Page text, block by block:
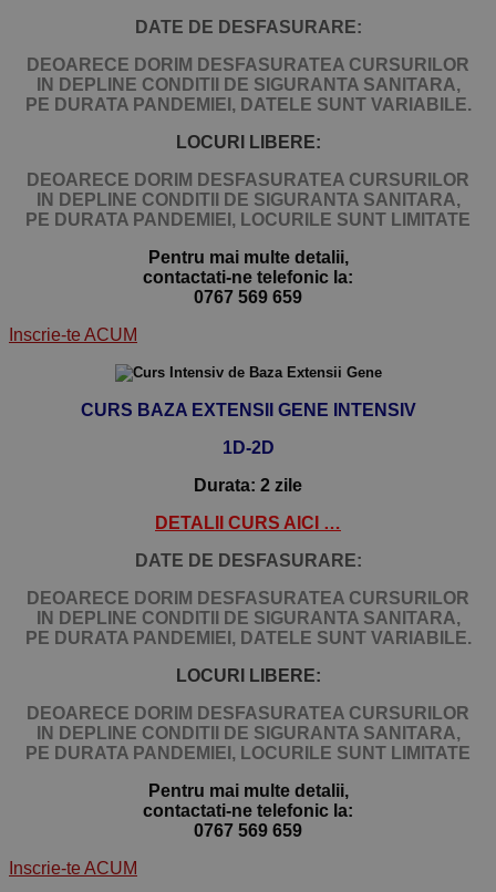
DATE DE DESFASURARE:
DEOARECE DORIM DESFASURATEA CURSURILOR
IN DEPLINE CONDITII DE SIGURANTA SANITARA,
PE DURATA PANDEMIEI, DATELE SUNT VARIABILE.
LOCURI LIBERE:
DEOARECE DORIM DESFASURATEA CURSURILOR
IN DEPLINE CONDITII DE SIGURANTA SANITARA,
PE DURATA PANDEMIEI, LOCURILE SUNT LIMITATE
Pentru mai multe detalii,
contactati-ne telefonic la:
0767 569 659
Inscrie-te ACUM
CURS BAZA EXTENSII GENE
INTENSIV
1D-2D
Durata: 2 zile
DETALII CURS AICI …
DATE DE DESFASURARE:
DEOARECE DORIM DESFASURATEA CURSURILOR
IN DEPLINE CONDITII DE SIGURANTA SANITARA,
PE DURATA PANDEMIEI, DATELE SUNT VARIABILE.
LOCURI LIBERE:
DEOARECE DORIM DESFASURATEA CURSURILOR
IN DEPLINE CONDITII DE SIGURANTA SANITARA,
PE DURATA PANDEMIEI, LOCURILE SUNT LIMITATE
Pentru mai multe detalii,
contactati-ne telefonic la:
0767 569 659
Inscrie-te ACUM